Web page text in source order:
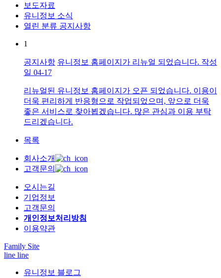
보도자료
유니정보 소식
열린 분류 공지사항
1
공지사항 유니정보 홈페이지가 리뉴얼 되었습니다. 작성
일 04-17
리뉴얼된 유니정보 홈페이지가 오픈 되었습니다. 이용이
더욱 편리하게 반응형으로 작업되었으며, 앞으로 더욱
좋은 서비스로 찾아뵙겠습니다. 많은 관심과 이용 부탁
드리겠습니다.
목록
회사소개
고객문의
오시는길
기업정보
고객문의
개인정보처리방침
이용약관
Family Site
line line
유니정보 블로그